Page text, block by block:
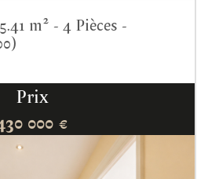
m² - 4 Pièces -
Prix
000 €